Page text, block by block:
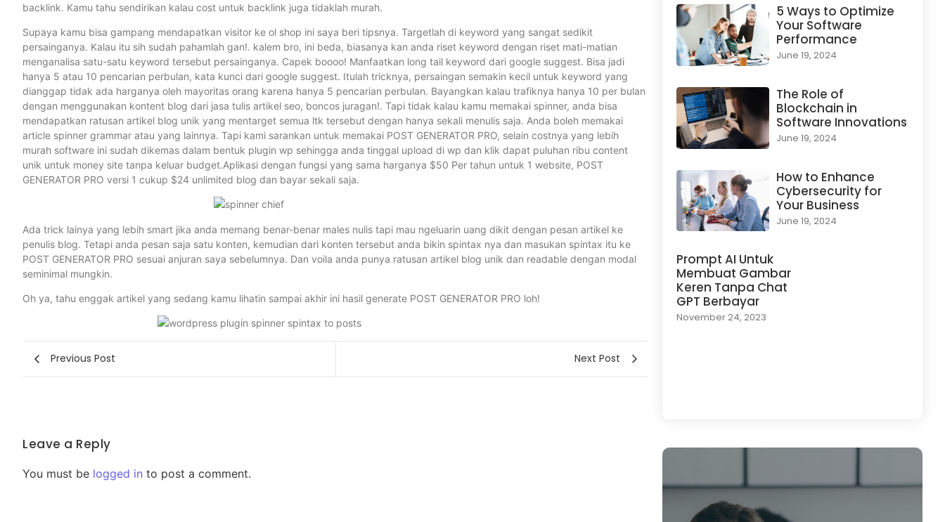
backlink. Kamu tahu sendirikan kalau cost untuk backlink juga tidaklah murah.
Supaya kamu bisa gampang mendapatkan visitor ke ol shop ini saya beri tipsnya. Targetlah di keyword yang sangat sedikit
persainganya. Kalau itu sih sudah pahamlah gan!. kalem bro, ini beda, biasanya kan anda riset keyword dengan riset mati-matian
menganalisa satu-satu keyword tersebut persainganya. Capek boooo! Manfaatkan long tail keyword dari google suggest. Bisa jadi
hanya 5 atau 10 pencarian perbulan, kata kunci dari google suggest. Itulah tricknya, persaingan semakin kecil untuk keyword yang
dianggap tidak ada harganya oleh mayoritas orang karena hanya 5 pencarian perbulan. Bayangkan kalau trafiknya hanya 10 per bulan
dengan menggunakan kontent blog dari jasa tulis artikel seo, boncos juragan!. Tapi tidak kalau kamu memakai spinner, anda bisa
mendapatkan ratusan artikel blog unik yang mentarget semua ltk tersebut dengan hanya sekali menulis saja. Anda boleh memakai
article spinner grammar atau yang lainnya. Tapi kami sarankan untuk memakai POST GENERATOR PRO, selain costnya yang lebih
murah software ini sudah dikemas dalam bentuk plugin wp sehingga anda tinggal upload di wp dan klik dapat puluhan ribu content
unik untuk money site tanpa keluar budget.Aplikasi dengan fungsi yang sama harganya $50 Per tahun untuk 1 website, POST
GENERATOR PRO versi 1 cukup $24 unlimited blog dan bayar sekali saja.
Ada trick lainya yang lebih smart jika anda memang benar-benar males nulis tapi mau ngeluarin uang dikit dengan pesan artikel ke
penulis blog. Tetapi anda pesan saja satu konten, kemudian dari konten tersebut anda bikin spintax nya dan masukan spintax itu ke
POST GENERATOR PRO sesuai anjuran saya sebelumnya. Dan voila anda punya ratusan artikel blog unik dan readable dengan modal
seminimal mungkin.
Oh ya, tahu enggak artikel yang sedang kamu lihatin sampai akhir ini hasil generate POST GENERATOR PRO loh!
Previous Post Next Post
Leave a Reply
You must be logged in to post a comment.
5 Ways to Optimize
Your Software
Performance
June 19, 2024
The Role of
Blockchain in
Software Innovations
June 19, 2024
How to Enhance
Cybersecurity for
Your Business
June 19, 2024
Prompt AI Untuk
Membuat Gambar
Keren Tanpa Chat
GPT Berbayar
November 24, 2023